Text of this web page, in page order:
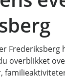
Frederiksberg
overblikket